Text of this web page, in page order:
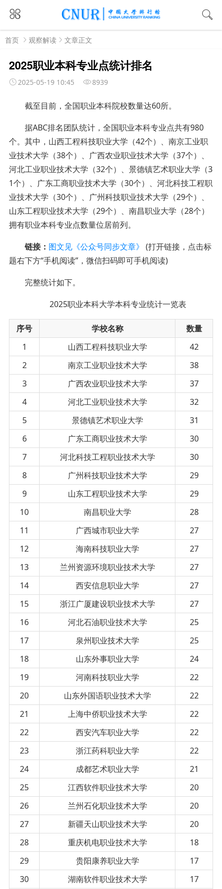
首页 观察解读 文章正文
2025职业本科专业点统计排名
2025-05-19 10:45 8939
截至目前，全国职业本科院校数量达60所。
据ABC排名团队统计，全国职业本科专业点共有980
个。其中，山西工程科技职业大学（42个）、南京工业职
业技术大学（38个）、广西农业职业技术大学（37个）、
河北工业职业技术大学（32个）、景德镇艺术职业大学（3
1个）、广东工商职业技术大学（30个）、河北科技工程职
业技术大学（30个）、广州科技职业技术大学（29个）、
山东工程职业技术大学（29个）、南昌职业大学（28个）
拥有职业本科专业点数量位居前列。
链接： 图文见《公众号同步文章》 (打开链接，点击标
题右下方“手机阅读”，微信扫码即可手机阅读)
完整统计如下。
2025职业本科大学本科专业统计一览表
序号 学校名称
数量
1
山西工程科技职业大学
42
2
南京工业职业技术大学
38
3
广西农业职业技术大学
37
4
河北工业职业技术大学
32
5
景德镇艺术职业大学
31
6
广东工商职业技术大学
30
7
河北科技工程职业技术大学
30
8
广州科技职业技术大学
29
9
山东工程职业技术大学
29
10
南昌职业大学
28
11
广西城市职业大学
27
12
海南科技职业大学
27
13
兰州资源环境职业技术大学
27
14
西安信息职业大学
27
15
浙江广厦建设职业技术大学
27
16
河北石油职业技术大学
25
17
泉州职业技术大学
25
18
山东外事职业大学
24
19
河南科技职业大学
22
20
山东外国语职业技术大学
22
21
上海中侨职业技术大学
22
22
西安汽车职业大学
22
23
浙江药科职业大学
22
24
成都艺术职业大学
21
25
江西软件职业技术大学
20
26
兰州石化职业技术大学
20
27
新疆天山职业技术大学
20
28
重庆机电职业技术大学
18
29
贵阳康养职业大学
17
30
湖南软件职业技术大学 17